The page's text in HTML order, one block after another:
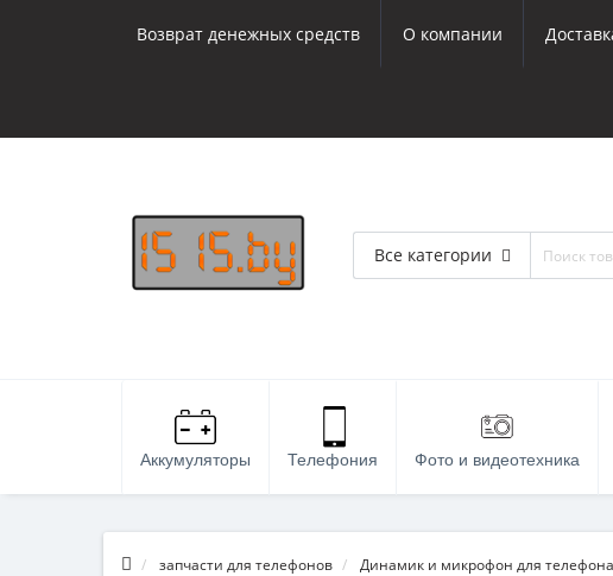
Возврат денежных средств О компании
Все категории
Аккумуляторы Телефония Фото и видеотехника
запчасти для телефонов Динамик и микрофон для телефона